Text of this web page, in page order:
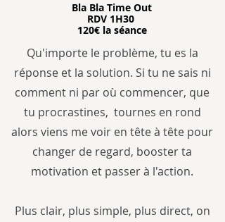
Bla Bla Time Out
RDV 1H30
120€ la séance
Qu'importe le problème, tu es la
réponse et la solution. Si tu ne sais ni
comment ni par où commencer, que
tu procrastines, tournes en rond
alors viens me voir en tête à tête pour
changer de regard, booster ta
motivation et passer à l'action.
Plus clair, plus simple, plus direct, on